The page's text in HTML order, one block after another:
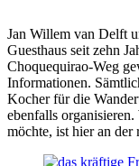
Jan Willem van Delft
Guesthaus seit zehn
Choquequirao-Weg
Informationen.
Kocher für die
ebenfalls
möchte, ist hier an der